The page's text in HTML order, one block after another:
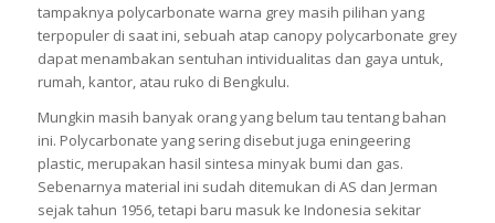
tampaknya polycarbonate warna grey masih pilihan yang
terpopuler di saat ini, sebuah atap canopy polycarbonate grey
dapat menambakan sentuhan intividualitas dan gaya untuk,
rumah, kantor, atau ruko di Bengkulu.
Mungkin masih banyak orang yang belum tau tentang bahan
ini. Polycarbonate yang sering disebut juga eningeering
plastic, merupakan hasil sintesa minyak bumi dan gas.
Sebenarnya material ini sudah ditemukan di AS dan Jerman
sejak tahun 1956, tetapi baru masuk ke Indonesia sekitar